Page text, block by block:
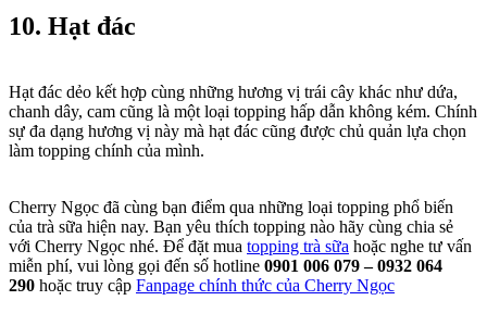
10. Hạt đác
Hạt đác dẻo kết hợp cùng những hương vị trái cây khác như dứa,
chanh dây, cam cũng là một loại topping hấp dẫn không kém. Chính
sự đa dạng hương vị này mà hạt đác cũng được chủ quản lựa chọn
làm topping chính của mình.
Cherry Ngọc đã cùng bạn điểm qua những loại topping phổ biến
của trà sữa hiện nay. Bạn yêu thích topping nào hãy cùng chia sẻ
với Cherry Ngọc nhé. Để đặt mua topping trà sữa hoặc nghe tư vấn
miễn phí, vui lòng gọi đến số hotline 0901 006 079 – 0932 064
290 hoặc truy cập Fanpage chính thức của Cherry Ngọc